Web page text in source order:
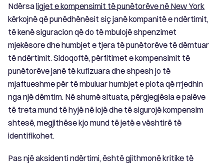
Ndërsaligjet e kompensimit të punëtorëve në New York
kërkojnë që punëdhënësit siç janë kompanitë e ndërtimit,
të kenë siguracion që do të mbulojë shpenzimet
mjekësore dhe humbjet e tjera të punëtorëve të dëmtuar
të ndërtimit. Sidoqoftë, përfitimet e kompensimit të
punëtorëve janë të kufizuara dhe shpesh jo të
mjaftueshme për të mbuluar humbjet e plota që rrjedhin
nga një dëmtim. Në shumë situata, përgjegjësia e palëve
të treta mund të hyjë në lojë dhe të sigurojë kompensim
shtesë, megjithëse kjo mund të jetë e vështirë të
identifikohet.
Pas një aksidenti ndërtimi, është gjithmonë kritike të